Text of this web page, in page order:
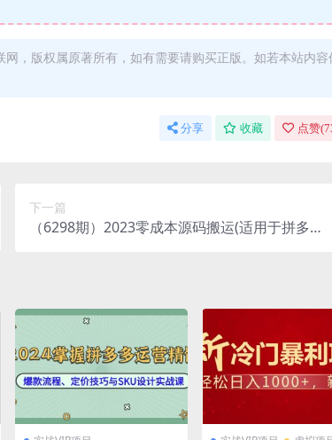
，版权属原著所有，如有需要请购买正版。如若本站内容
分享 收藏 点赞(
下一篇
（6298期）2023零成本源码搬运(适用于拼多